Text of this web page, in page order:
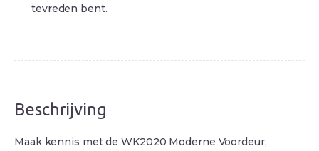
tevreden bent.
Beschrijving
Maak kennis met de WK2020 Moderne Voordeur,